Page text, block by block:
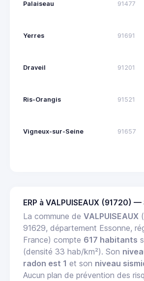
Palaiseau 91477
Yerres 91691
Draveil 91201
Ris-Orangis 91521
Vigneux-sur-Seine 91657
ERP à VALPUISEAUX (91720)
La commune de VALPUISEAUX
91629, département Essonne,
France) compte 617 habitants
(densité 33 hab/km²). Son
radon est 1 et son niveau
Aucun plan de prévention des